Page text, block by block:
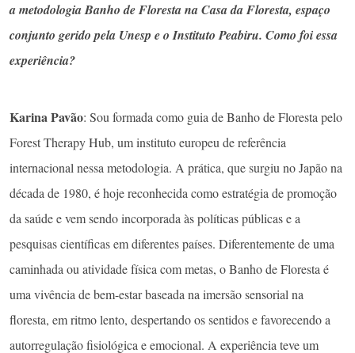
a metodologia Banho de Floresta na Casa da Floresta, espaço
conjunto gerido pela Unesp e o Instituto Peabiru. Como foi essa
experiência?
Karina Pavão: Sou formada como guia de Banho de Floresta pelo
Forest Therapy Hub, um instituto europeu de referência
internacional nessa metodologia. A prática, que surgiu no Japão na
década de 1980, é hoje reconhecida como estratégia de promoção
da saúde e vem sendo incorporada às políticas públicas e a
pesquisas científicas em diferentes países. Diferentemente de uma
caminhada ou atividade física com metas, o Banho de Floresta é
uma vivência de bem-estar baseada na imersão sensorial na
floresta, em ritmo lento, despertando os sentidos e favorecendo a
autorregulação fisiológica e emocional. A experiência teve um